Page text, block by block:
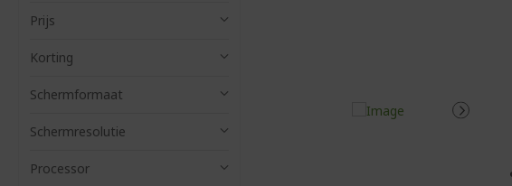
Prijs
Korting
Schermformaat
Schermresolutie
Processor